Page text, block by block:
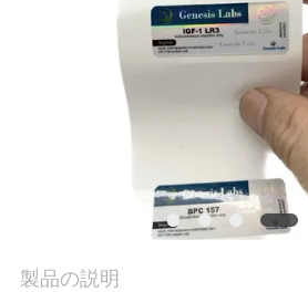
連
製品の説明